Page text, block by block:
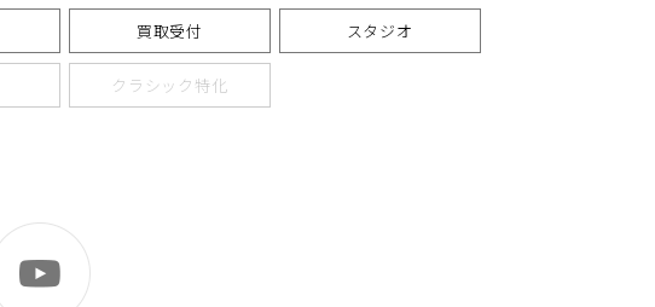
買取受付 スタジオ
クラシック特化